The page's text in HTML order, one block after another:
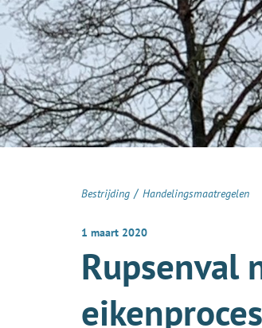
Bestrijding / Handelingsmaatregelen
1 maart 2020
Rupsenval